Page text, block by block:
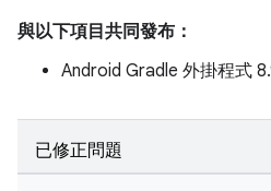
與以下項目共同發布：
Android Gradle 外掛程式
已修正問題